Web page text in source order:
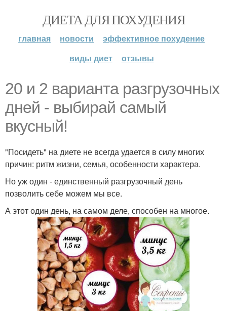
ДИЕТА ДЛЯ ПОХУДЕНИЯ
главная новости
эффективное похудение
виды диет
отзывы
20 и 2 варианта разгрузочных
дней - выбирай самый
вкусный!
"Посидеть" на диете не всегда удается в силу многих
причин: ритм жизни, семья, особенности характера.
Но уж один - единственный разгрузочный день
позволить себе можем мы все.
А этот один день, на самом деле, способен на многое.